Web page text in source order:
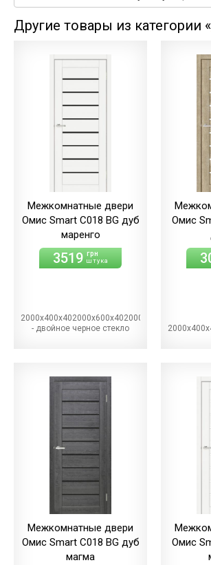
мерсо/ПВХ
(+110.00 грн)
дуб
шале/ПВХ
Другие товары из категории «
Межкомнатные двери
Омис Smart С018 BG дуб
маренго
3519 грн
штука
- двойное черное стекло
Омис
Межкомнатные двери
Омис Smart С018 BG дуб
магма
Омис